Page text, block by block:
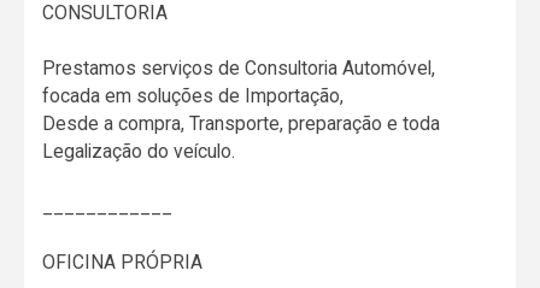
CONSULTORIA
Prestamos serviços de Consultoria Automóvel,
focada em soluções de Importação,
Desde a compra, Transporte, preparação e toda
Legalização do veículo.
OFICINA PRÓPRIA